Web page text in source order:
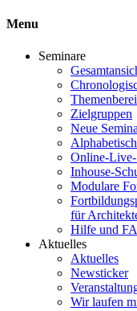
Menu
Seminare
Zielgruppen
Neue
Alphabetisch
Online-Live-
Inhouse-
Modulare
für
Hilfe und
Aktuelles
Aktuelles
Newsticker
Wir laufen